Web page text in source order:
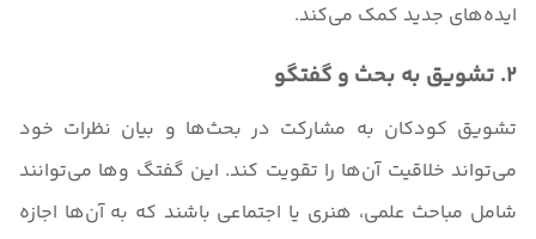
ایده‌های جدید کمک می‌کند.
2. تشویق به بحث و گفتگو
تشویق کودکان به مشارکت در بحث‌ها و بیان نظرات خود
می‌تواند خلاقیت آن‌ها را تقویت کند. این گفتگ وها می‌توانند
شامل مباحث علمی، هنری یا اجتماعی باشند که به آن‌ها اجازه